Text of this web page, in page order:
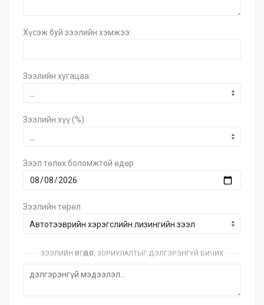
Хүсэж буй зээлийн хэмжээ:
Зээлийн хугацаа:
Зээлийн хүү (%)
Зээл төлөх боломжтой өдөр
Зээлийн төрөл
ЗЭЭЛИЙН ӨРГӨДӨЛ, ЗОРИУЛАЛТЫГ ДЭЛГЭРЭНГҮЙ БИЧИХ